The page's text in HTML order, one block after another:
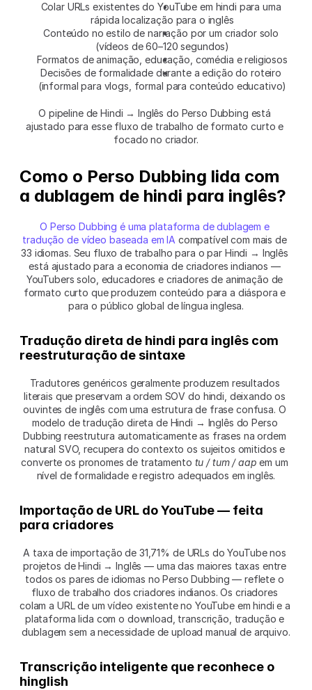
Colar URLs existentes do YouTube em hindi para uma
rápida localização para o inglês
Conteúdo no estilo de narração por um criador solo
(vídeos de 60–120 segundos)
Formatos de animação, educação, comédia e religiosos
Decisões de formalidade durante a edição do roteiro
(informal para vlogs, formal para conteúdo educativo)
O pipeline de Hindi → Inglês do Perso Dubbing está
ajustado para esse fluxo de trabalho de formato curto e
focado no criador.
Como o Perso Dubbing lida com
a dublagem de hindi para inglês?
O Perso Dubbing é uma plataforma de dublagem e
tradução de vídeo baseada em IA compatível com mais de
33 idiomas. Seu fluxo de trabalho para o par Hindi → Inglês
está ajustado para a economia de criadores indianos —
YouTubers solo, educadores e criadores de animação de
formato curto que produzem conteúdo para a diáspora e
para o público global de língua inglesa.
Tradução direta de hindi para inglês com
reestruturação de sintaxe
Tradutores genéricos geralmente produzem resultados
literais que preservam a ordem SOV do hindi, deixando os
ouvintes de inglês com uma estrutura de frase confusa. O
modelo de tradução direta de Hindi → Inglês do Perso
Dubbing reestrutura automaticamente as frases na ordem
natural SVO, recupera do contexto os sujeitos omitidos e
converte os pronomes de tratamento tu / tum / aap em um
nível de formalidade e registro adequados em inglês.
Importação de URL do YouTube — feita
para criadores
A taxa de importação de 31,71% de URLs do YouTube nos
projetos de Hindi → Inglês — uma das maiores taxas entre
todos os pares de idiomas no Perso Dubbing — reflete o
fluxo de trabalho dos criadores indianos. Os criadores
colam a URL de um vídeo existente no YouTube em hindi e a
plataforma lida com o download, transcrição, tradução e
dublagem sem a necessidade de upload manual de arquivo.
Transcrição inteligente que reconhece o
hinglish